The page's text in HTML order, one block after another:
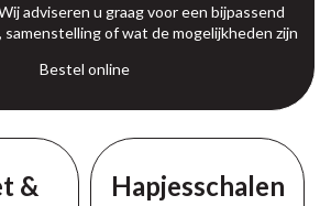
adviseren u graag voor een bijpassend
of wat de mogelijkheden zijn
Bestel online
&
Hapjes­schalen